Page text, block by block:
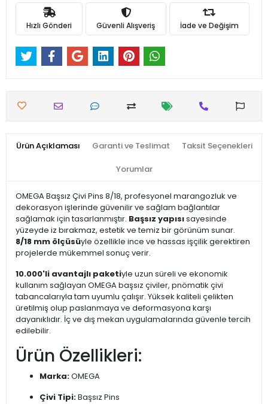
Hızlı Gönderi Güvenli Alışveriş İade ve Değişim
Ürün Açıklaması Garanti ve Teslimat Taksit Seçenekleri
Yorumlar
OMEGA Başsız Çivi Pins 8/18, profesyonel marangozluk ve
dekorasyon işlerinde güvenilir ve sağlam bağlantılar
sağlamak için tasarlanmıştır. Başsız yapısısayesinde
yüzeyde iz bırakmaz, estetik ve temiz bir görünüm sunar.
8/18 mm ölçüsüyle özellikle ince ve hassas işçilik gerektiren
projelerde mükemmel sonuç verir.
10.000'li avantajlı paketiyle uzun süreli ve ekonomik
kullanım sağlayan OMEGA başsız çiviler, pnömatik çivi
tabancalarıyla tam uyumlu çalışır. Yüksek kaliteli çelikten
üretilmiş olup paslanmaya ve deformasyona karşı
dayanıklıdır. İç ve dış mekan uygulamalarında güvenle tercih
edilebilir.
Ürün Özellikleri:
Marka:OMEGA
Çivi Tipi:Başsız Pins